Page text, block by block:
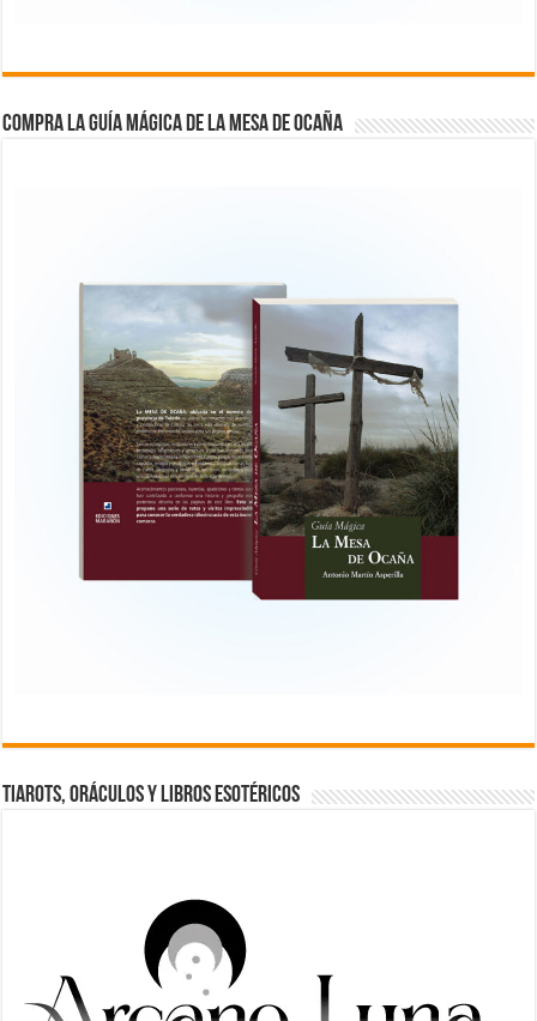
COMPRA LA GUÍA MÁGICA DE LA MESA DE OCAÑA
TIAROTS, ORÁCULOS Y LIBROS ESOTÉRICOS